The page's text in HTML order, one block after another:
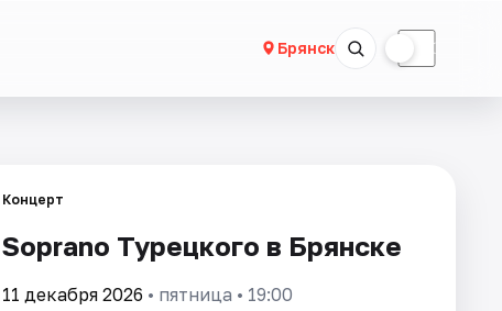
Брянск ☾
Концерт
Soprano Турецкого в Брянске
11 декабря 2026 • пятница • 19:00